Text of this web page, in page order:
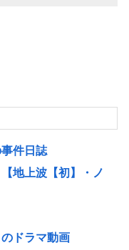
件日誌
地上波【初】・ノ
ドラマ動画